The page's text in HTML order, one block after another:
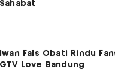
Sahabat
Iwan Fals Obati Rindu
GTV Love Bandung